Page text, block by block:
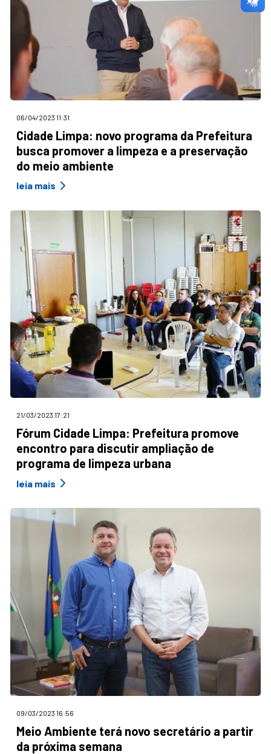
06/04/2023 11:31
Cidade Limpa: novo programa da Prefeitura
busca promover a limpeza e a preservação
do meio ambiente
leia mais
21/03/2023 17:21
Fórum Cidade Limpa: Prefeitura promove
encontro para discutir ampliação de
programa de limpeza urbana
leia mais
09/03/2023 16:56
Meio Ambiente terá novo secretário a partir
da próxima semana